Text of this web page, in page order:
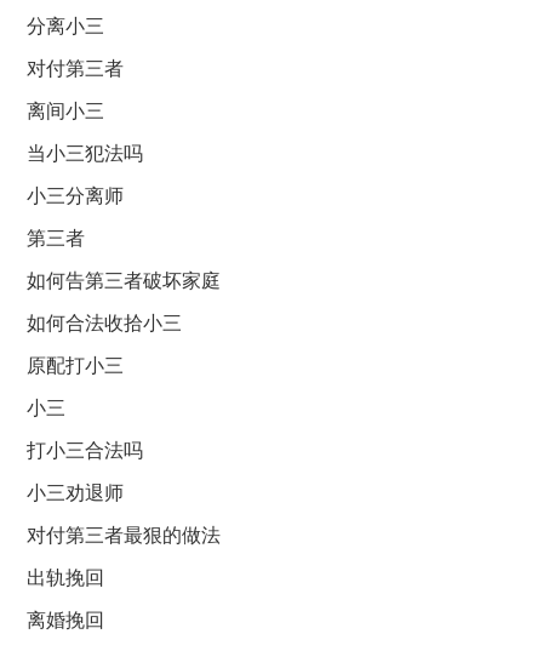
分离小三
对付第三者
离间小三
当小三犯法吗
小三分离师
第三者
如何告第三者破坏家庭
如何合法收拾小三
原配打小三
小三
打小三合法吗
小三劝退师
对付第三者最狠的做法
出轨挽回
离婚挽回